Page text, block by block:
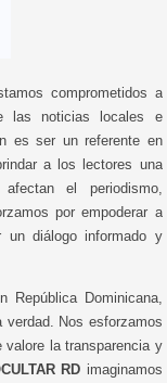
comprometidos a
las noticias locales e
es ser un referente en
a los lectores una
el periodismo,
por empoderar a
un diálogo informado y
Dominicana,
verdad. Nos esforzamos
valore la transparencia y
RD imaginamos